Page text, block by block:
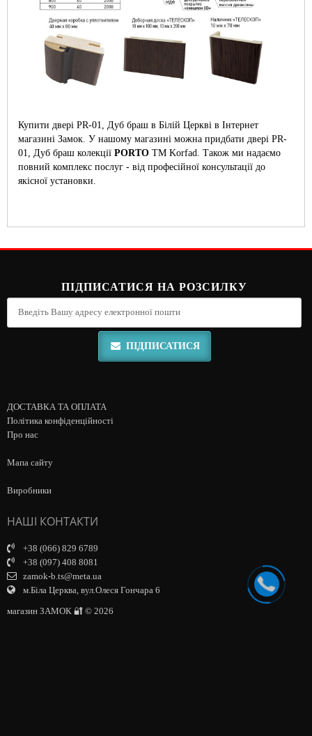
Купити двері PR-01, Дуб браш в Білій Церкві в Інтернет
магазині Замок. У нашому магазині можна придбати двері PR-
01, Дуб браш колекції PORTO ТМ Korfad. Також ми надаємо
повний комплекс послуг - від професійної консультації до
якісної установки.
ПІДПИСАТИСЯ НА РОЗСИЛКУ
ПІДПИСАТИСЯ
ДОСТАВКА ТА ОПЛАТА
Політика конфіденційності
Про нас
Мапа сайту
Виробники
НАШІ КОНТАКТИ
+38 (066) 829 6789
+38 (097) 408 8081
zamok-b.ts@meta.ua
м.Біла Церква, вул.Олеся Гончара 6
магазин ЗАМОК 🔐 © 2026